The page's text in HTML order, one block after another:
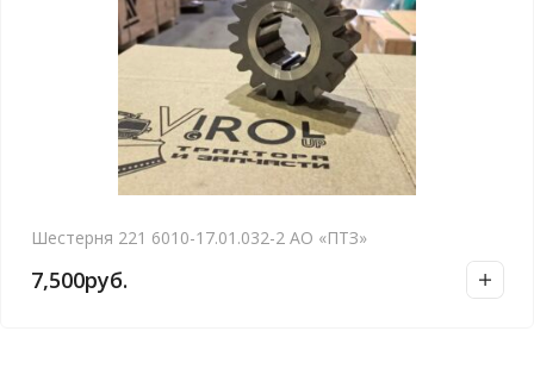
Шестерня 221 6010-17.01.032-2 АО «ПТЗ»
7,500руб.